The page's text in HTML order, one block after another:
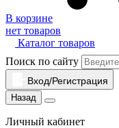
В корзине
нет товаров
Каталог товаров
Поиск по сайту
Вход/Регистрация
Назад
Личный кабинет